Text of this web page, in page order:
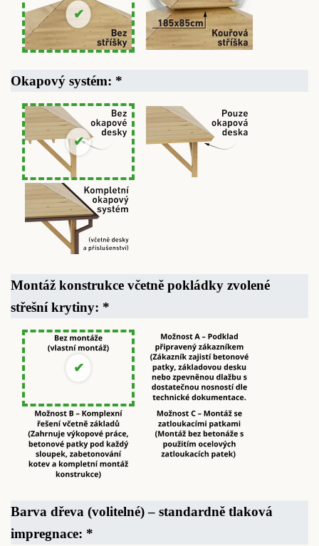
Okapový systém: *
Montáž konstrukce včetně pokládky zvolené
střešní krytiny: *
Barva dřeva (volitelné) – standardně tlaková
impregnace: *